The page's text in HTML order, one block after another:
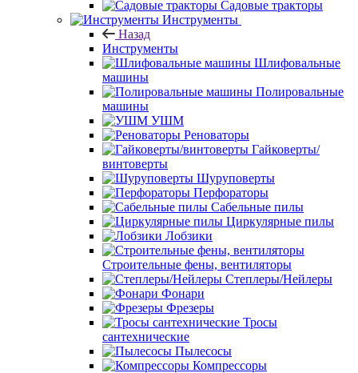
Садовые тракторы
Инструменты
Назад
Инструменты
Шлифовальные
машины
Полировальные
машины
УШМ
Реноваторы
Гайковерты/
винтоверты
Шуруповерты
Перфораторы
Сабельные пилы
Циркулярные пилы
Лобзики
Строительные фены, вентиляторы
Степлеры/Нейлеры
Фонари
Фрезеры
Тросы
сантехнические
Пылесосы
Компрессоры